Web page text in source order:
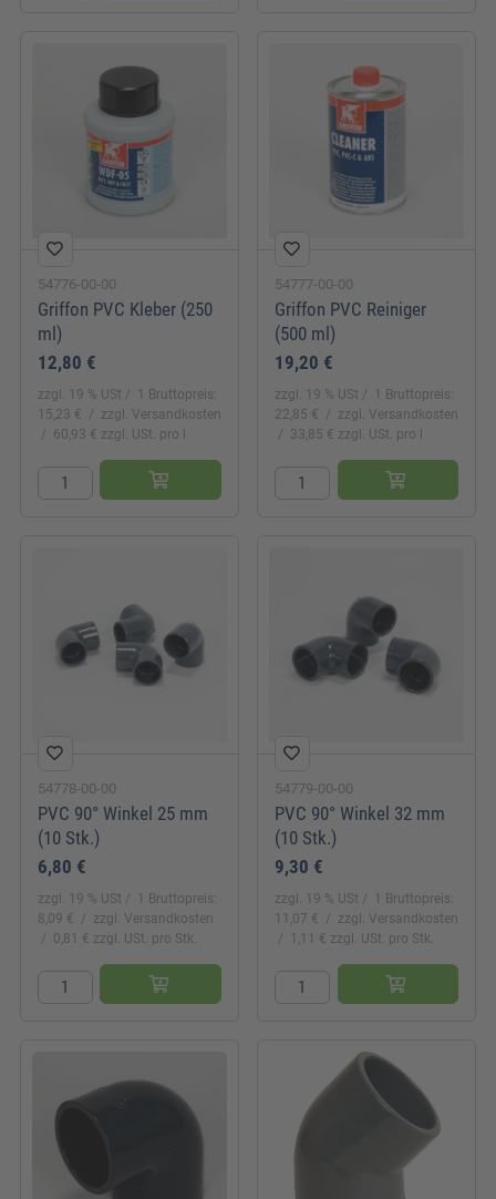
54776-00-00
Griffon PVC Kleber (250
ml)
12,80 €
zzgl. 19 % USt
1 Bruttopreis:
15,23 €
zzgl. Versandkosten
60,93 € zzgl. USt. pro l
54777-00-00
Griffon PVC Reiniger
(500 ml)
19,20 €
zzgl. 19 % USt
1 Bruttopreis:
22,85 €
zzgl. Versandkosten
33,85 € zzgl. USt. pro l
54778-00-00
PVC 90° Winkel 25 mm
(10 Stk.)
6,80 €
zzgl. 19 % USt
1 Bruttopreis:
8,09 €
zzgl. Versandkosten
0,81 € zzgl. USt. pro Stk.
54779-00-00
PVC 90° Winkel 32 mm
(10 Stk.)
9,30 €
zzgl. 19 % USt
1 Bruttopreis:
11,07 €
zzgl. Versandkosten
1,11 € zzgl. USt. pro Stk.